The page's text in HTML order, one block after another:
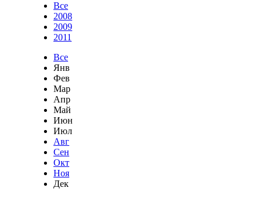
Все
2008
2009
2011
Все
Янв
Фев
Мар
Апр
Май
Июн
Июл
Авг
Сен
Окт
Ноя
Дек